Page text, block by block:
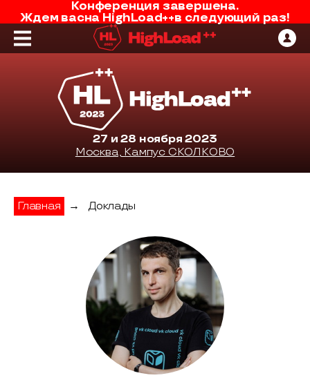
Конференция завершена.
Ждем васна HighLoad++в следующий раз!
27 и 28 ноября 2023
Москва, Кампус СКОЛКОВО
Главная → Доклады